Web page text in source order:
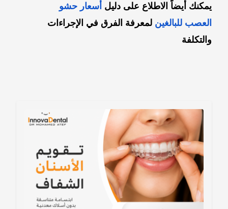
يمكنك أيضاً الاطلاع على دليل أسعار حشو
العصب للبالغين لمعرفة الفرق في الإجراءات
والتكلفة